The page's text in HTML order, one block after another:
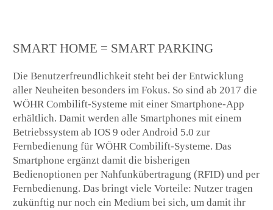
SMART HOME = SMART PARKING
Die Benutzerfreundlichkeit steht bei der Entwicklung
aller Neuheiten besonders im Fokus. So sind ab 2017 die
WÖHR Combilift-Systeme mit einer Smartphone-App
erhältlich. Damit werden alle Smartphones mit einem
Betriebssystem ab IOS 9 oder Android 5.0 zur
Fernbedienung für WÖHR Combilift-Systeme. Das
Smartphone ergänzt damit die bisherigen
Bedienoptionen per Nahfunkübertragung (RFID) und per
Fernbedienung. Das bringt viele Vorteile: Nutzer tragen
zukünftig nur noch ein Medium bei sich, um damit ihr